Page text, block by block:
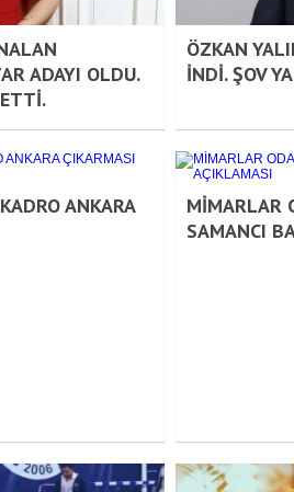
ADAYI OLDU.
ÖZKAN
İNDİ. ŞOV
ANKARA
MİMARLAR
SAMANCI